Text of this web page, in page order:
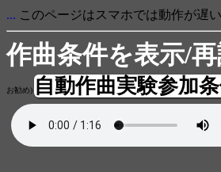
... このページはスマホでは動作が遅
作曲条件を表示/
お勧め)自動作曲実験参加